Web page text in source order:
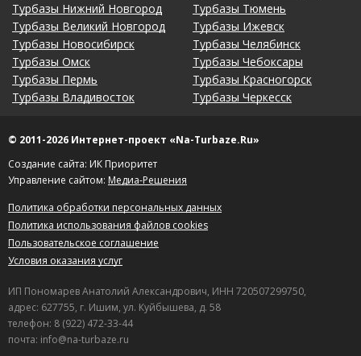
Турбазы Нижний Новгород
Турбазы Великий Новгород
Турбазы Новосибирск
Турбазы Омск
Турбазы Пермь
Турбазы Владивосток
Турбазы Тюмень
Турбазы Ижевск
Турбазы Челябинск
Турбазы Чебоксары
Турбазы Красногорск
Турбазы Черкесск
© 2011-2026 Интернет-проект «Na-Turbaze.Ru»
Создание сайта: ИК Приоритет
Управление сайтом: Медиа-Решения
Политика обработки персональных данных
Политика использования файлов cookies
Пользовательское соглашение
Условия оказания услуг
ИП Пономарев Анатолий Александрович, ИНН 720507299750,
адрес: 627755, г. Ишим, ул. Куйбышева, д. 58
телефон: 8 (922) 472-33-44
почта: info@na-turbaze.ru